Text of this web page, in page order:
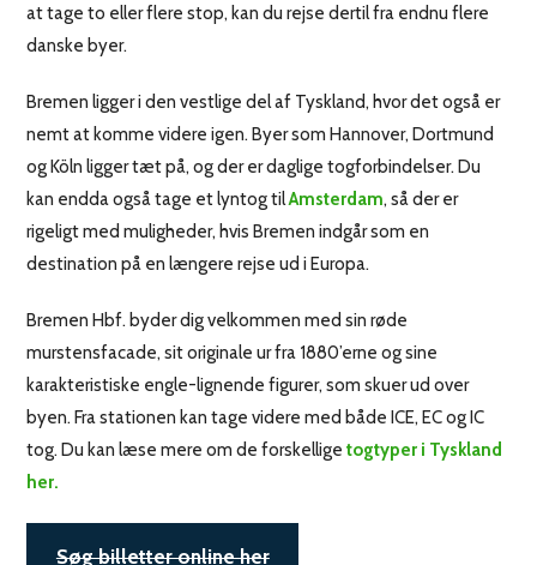
at tage to eller flere stop, kan du rejse dertil fra endnu flere
danske byer.
Bremen ligger i den vestlige del af Tyskland, hvor det også er
nemt at komme videre igen. Byer som Hannover, Dortmund
og Köln ligger tæt på, og der er daglige togforbindelser. Du
kan endda også tage et lyntog tilAmsterdam, så der er
rigeligt med muligheder, hvis Bremen indgår som en
destination på en længere rejse ud i Europa.
Bremen Hbf. byder dig velkommen med sin røde
murstensfacade, sit originale ur fra 1880’erne og sine
karakteristiske engle-lignende figurer, som skuer ud over
byen. Fra stationen kan tage videre med både ICE, EC og IC
tog. Du kan læse mere om de forskelligetogtyper i Tyskland
her.
Søg billetter online her